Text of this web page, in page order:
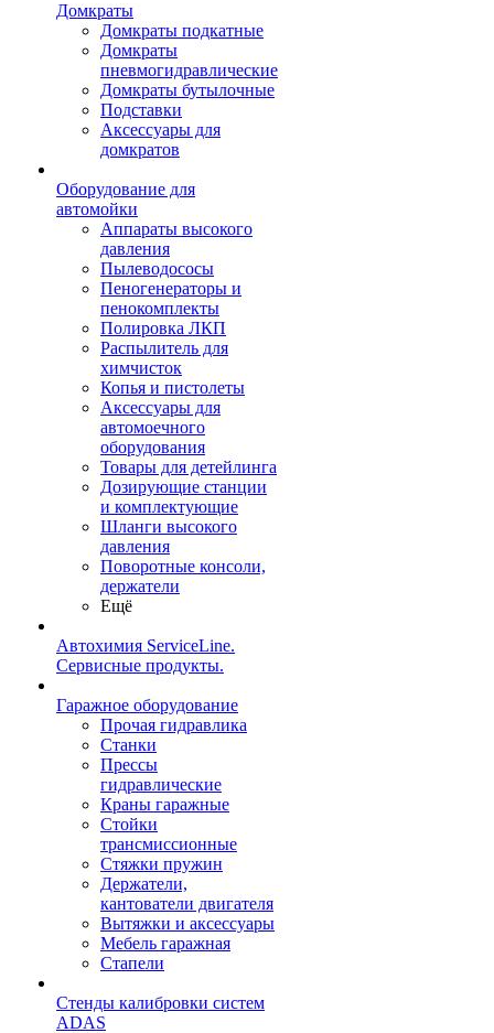
Домкраты
Домкраты подкатные
Домкраты
пневмогидравлические
Домкраты бутылочные
Подставки
Аксессуары для
домкратов
Оборудование для
автомойки
Аппараты высокого
давления
Пылеводососы
Пеногенераторы и
пенокомплекты
Полировка ЛКП
Распылитель для
химчисток
Копья и пистолеты
Аксессуары для
автомоечного
оборудования
Товары для детейлинга
Дозирующие станции
и комплектующие
Шланги высокого
давления
Поворотные консоли,
держатели
Ещё
Автохимия ServiceLine.
Сервисные продукты.
Гаражное оборудование
Прочая гидравлика
Станки
Прессы
гидравлические
Краны гаражные
Стойки
трансмиссионные
Стяжки пружин
Держатели,
кантователи двигателя
Вытяжки и аксессуары
Мебель гаражная
Стапели
Стенды калибровки систем
ADAS